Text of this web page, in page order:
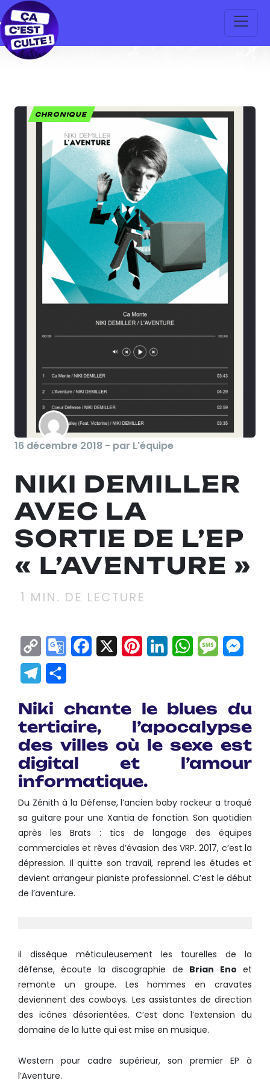
CHRONIQUE
16 décembre 2018 - par L'équipe
NIKI DEMILLER
AVEC LA
SORTIE DE L’EP
« L’AVENTURE »
1 MIN. DE LECTURE
Copy
Link
GoogleFacebook
X Pinterest
LinkedInWhatsApp
Telegram
Niki chante le blues du
tertiaire, l’apocalypse
des villes où le sexe est
digital et l’amour
informatique.
Du Zénith à la Défense, l’ancien baby rockeur a troqué
sa guitare pour une Xantia de fonction. Son quotidien
après les Brats : tics de langage des équipes
commerciales et rêves d’évasion des VRP. 2017, c’est la
dépression. Il quitte son travail, reprend les études et
devient arrangeur pianiste professionnel. C’est le début
de l’aventure.
il dissèque méticuleusement les tourelles de la
défense, écoute la discographie de Brian Eno et
remonte un groupe. Les hommes en cravates
deviennent des cowboys. Les assistantes de direction
des icônes désorientées. C’est donc l’extension du
domaine de la lutte qui est mise en musique.
Western pour cadre supérieur, son premier EP à
l’Aventure.